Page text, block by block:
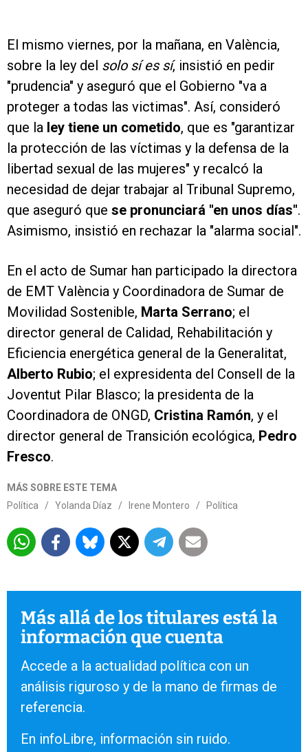
El mismo viernes, por la mañana, en València,
sobre la ley del solo sí es sí, insistió en pedir
"prudencia" y aseguró que el Gobierno "va a
proteger a todas las victimas". Así, consideró
que la ley tiene un cometido, que es "garantizar
la protección de las víctimas y la defensa de la
libertad sexual de las mujeres" y recalcó la
necesidad de dejar trabajar al Tribunal Supremo,
que aseguró que se pronunciará "en unos días".
Asimismo, insistió en rechazar la "alarma social".
En el acto de Sumar han participado la directora
de EMT València y Coordinadora de Sumar de
Movilidad Sostenible, Marta Serrano; el
director general de Calidad, Rehabilitación y
Eficiencia energética general de la Generalitat,
Alberto Rubio; el expresidenta del Consell de la
Joventut Pilar Blasco; la presidenta de la
Coordinadora de ONGD, Cristina Ramón, y el
director general de Transición ecológica, Pedro
Fresco.
MÁS SOBRE ESTE TEMA
Política
/ Yolanda Díaz / Irene Montero / Política
Más allá de los titulares está la
información que cuenta
Accede a la actualidad política con un
análisis riguroso y de la mano de firmas de
referencia.
En infoLibre, información sin ruido.